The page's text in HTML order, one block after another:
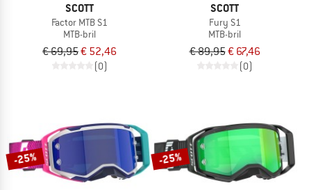
SCOTT
Factor MTB S1
MTB-bril
€ 69,95€ 52,46
(0)
SCOTT
Fury S1
MTB-bril
€ 89,95€ 67,46
(0)
-25% -25%